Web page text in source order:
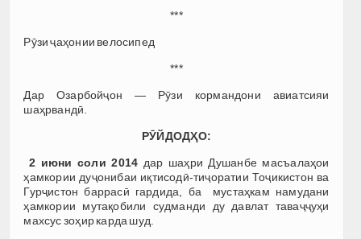
***
Рӯзи ҷаҳонии велосипед
***
Дар Озарбойҷон — Рӯзи кормандони авиатсияи
шаҳрвандӣ.
РӮЙДОДҲО:
2 июни соли 2014 дар шаҳри Душанбе масъалаҳои
ҳамкории дуҷонибаи иқтисодӣ-тиҷоратии Тоҷикистон ва
Гурҷистон баррасӣ гардида, ба мустаҳкам намудани
ҳамкории мутақобили судманди ду давлат таваҷҷуҳи
махсус зоҳир карда шуд.